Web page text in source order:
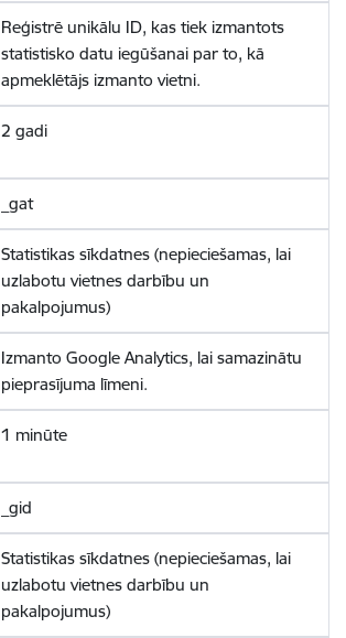
Reģistrē unikālu ID, kas tiek izmantots
statistisko datu iegūšanai par to, kā
apmeklētājs izmanto vietni.
2 gadi
_gat
Statistikas sīkdatnes (nepieciešamas, lai
uzlabotu vietnes darbību un
pakalpojumus)
Izmanto Google Analytics, lai samazinātu
pieprasījuma līmeni.
1 minūte
_gid
Statistikas sīkdatnes (nepieciešamas, lai
uzlabotu vietnes darbību un
pakalpojumus)